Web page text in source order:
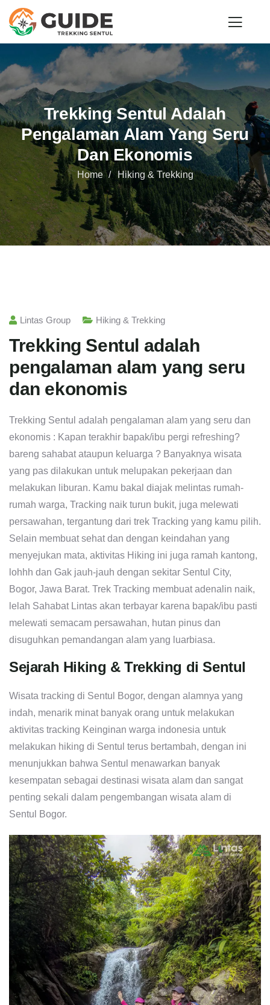
Trekking Sentul Adalah
Pengalaman Alam Yang Seru
Dan Ekonomis
Home Hiking & Trekking
Lintas Group Hiking & Trekking
Trekking Sentul adalah
pengalaman alam yang seru
dan ekonomis
Trekking Sentul adalah pengalaman alam yang seru dan
ekonomis : Kapan terakhir bapak/ibu pergi refreshing?
bareng sahabat ataupun keluarga ? Banyaknya wisata
yang pas dilakukan untuk melupakan pekerjaan dan
melakukan liburan. Kamu bakal diajak melintas rumah-
rumah warga, Tracking naik turun bukit, juga melewati
persawahan, tergantung dari trek Tracking yang kamu pilih.
Selain membuat sehat dan dengan keindahan yang
menyejukan mata, aktivitas Hiking ini juga ramah kantong,
lohhh dan Gak jauh-jauh dengan sekitar Sentul City,
Bogor, Jawa Barat. Trek Tracking membuat adenalin naik,
lelah Sahabat Lintas akan terbayar karena bapak/ibu pasti
melewati semacam persawahan, hutan pinus dan
disuguhkan pemandangan alam yang luarbiasa.
Sejarah Hiking & Trekking di Sentul
Wisata tracking di Sentul Bogor, dengan alamnya yang
indah, menarik minat banyak orang untuk melakukan
aktivitas tracking Keinginan warga indonesia untuk
melakukan hiking di Sentul terus bertambah, dengan ini
menunjukkan bahwa Sentul menawarkan banyak
kesempatan sebagai destinasi wisata alam dan sangat
penting sekali dalam pengembangan wisata alam di
Sentul Bogor.